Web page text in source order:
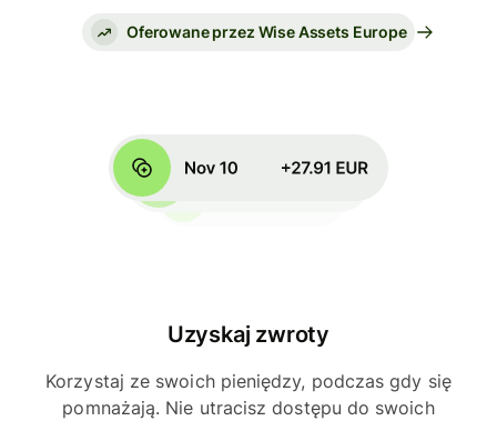
Oferowane przez Wise Assets Europe
Uzyskaj zwroty
Korzystaj ze swoich pieniędzy, podczas gdy się
pomnażają. Nie utracisz dostępu do swoich